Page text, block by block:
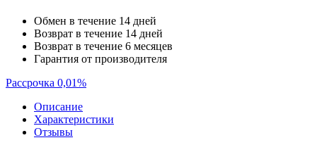
Обмен в течение 14 дней
Возврат в течение 14 дней
Возврат в течение 6 месяцев
Гарантия от производителя
Рассрочка 0,01%
Описание
Характеристики
Отзывы